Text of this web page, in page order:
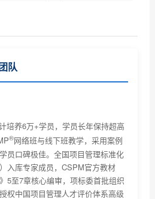
关费用
么？
？是否对英语有很高的要求
今后工作能力有什么帮助吗？能
队
培养6万+学员，学员长年保持超高
®网络班与线下班教学，采用案例
员口碑极佳。全国项目管理标准化
入库专家成员，CSPM官方教材
5至7章核心编审，项标委首批组织
权中国项目管理人才评价体系高级